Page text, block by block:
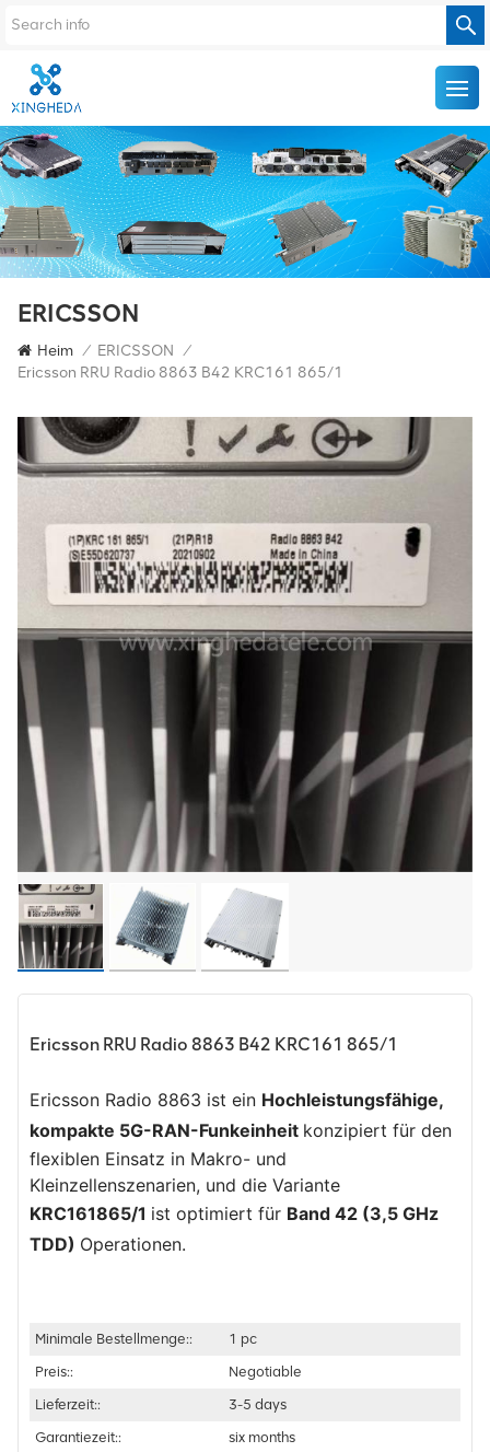
ERICSSON
Heim / ERICSSON /
Ericsson RRU Radio 8863 B42 KRC161 865/1
Ericsson RRU Radio 8863 B42 KRC161 865/1
Ericsson Radio 8863 ist ein Hochleistungsfähige,
kompakte 5G-RAN-Funkeinheit konzipiert für den
flexiblen Einsatz in Makro- und
Kleinzellenszenarien, und die Variante
KRC161865/1 ist optimiert für Band 42 (3,5 GHz
TDD) Operationen.
Minimale Bestellmenge::
1 pc
Preis::
Negotiable
Lieferzeit::
3-5 days
Garantiezeit::
six months